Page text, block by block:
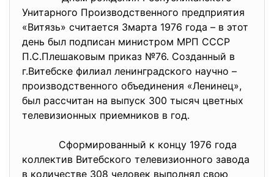
Унитарного Производственного предприятия
«Витязь» считается 3марта 1976 года – в этот
день был подписан министром МРП СССР
П.С.Плешаковым приказ №76. Созданный в
г.Витебске филиал ленинградского научно –
производственного объединения «Ленинец»,
был рассчитан на выпуск 300 тысяч цветных
телевизионных приемников в год.
Сформированный к концу 1976 года
коллектив Витебского телевизионного завода
в количестве 308 человек выполнял свою